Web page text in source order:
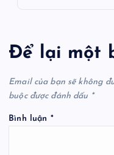
Để lại một
Email của bạn sẽ không
buộc được đánh dấu *
Bình luận *